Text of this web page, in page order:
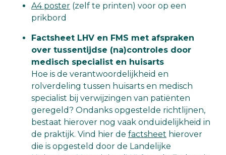
A4 poster (zelf te printen) voor op een
prikbord
Factsheet LHV en FMS met afspraken
over tussentijdse (na)controles door
medisch specialist en huisarts
Hoe is de verantwoordelijkheid en
rolverdeling tussen huisarts en medisch
specialist bij verwijzingen van patiënten
geregeld? Ondanks opgestelde richtlijnen,
bestaat hierover nog vaak onduidelijkheid in
de praktijk. Vind hier de factsheet hierover
die is opgesteld door de Landelijke